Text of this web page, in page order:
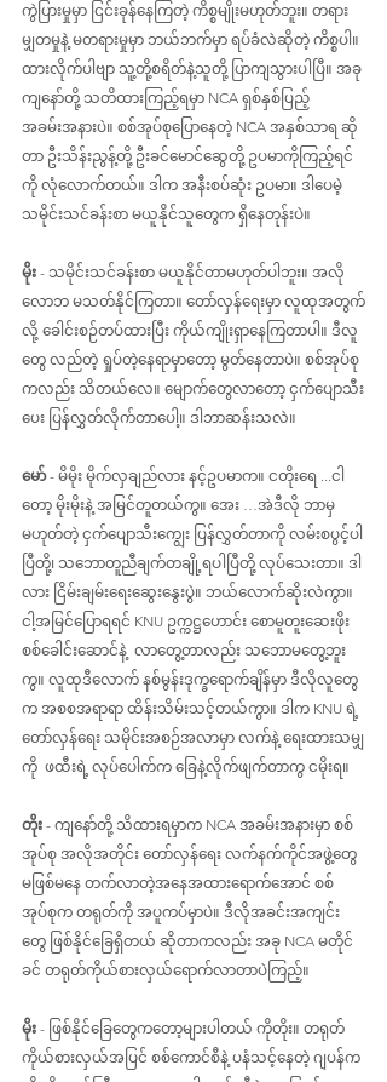
ကွဲပြားမှုမှာ ငြင်းခုန်နေကြတဲ့ ကိစ္စမျိုးမဟုတ်ဘူး။ တရား
မျှတမှုနဲ့ မတရားမှုမှာ ဘယ်ဘက်မှာ ရပ်ခံလဲဆိုတဲ့ ကိစ္စပါ။
ထားလိုက်ပါဗျာ သူ့တို့စရိတ်နဲ့သူတို့ ပြာကျသွားပါပြီ။ အခု
ကျနော်တို့ သတိထားကြည့်ရမှာ NCA ရှစ်နှစ်ပြည့်
အခမ်းအနားပဲ။ စစ်အုပ်စုပြောနေတဲ့ NCA အနှစ်သာရ ဆို
တာ ဦးသိန်းညွန့်တို့ ဦးခင်မောင်ဆွေတို့ ဥပမာကိုကြည့်ရင်
ကို လုံလောက်တယ်။ ဒါက အနီးစပ်ဆုံး ဥပမာ။ ဒါပေမဲ့
သမိုင်းသင်ခန်းစာ မယူနိုင်သူတွေက ရှိနေတုန်းပဲ။
မိုး - သမိုင်းသင်ခန်းစာ မယူနိုင်တာမဟုတ်ပါဘူး။ အလို
လောဘ မသတ်နိုင်ကြတာ။ တော်လှန်ရေးမှာ လူထုအတွက်
လို့ ခေါင်းစဉ်တပ်ထားပြီး ကိုယ်ကျိုးရှာနေကြတာပါ။ ဒီလူ
တွေ လည်တဲ့ ရှုပ်တဲ့နေရာမှာတော့ မွတ်နေတာပဲ။ စစ်အုပ်စု
ကလည်း သိတယ်လေ။ မျောက်တွေလာတော့ ငှက်ပျောသီး
ပေး ပြန်လွှတ်လိုက်တာပေါ့။ ဒါဘာဆန်းသလဲ။
မော် - မိမိုး မိုက်လှချည်လား နင့်ဥပမာက။ ငတိုးရေ ...ငါ
တော့ မိုးမိုးနဲ့ အမြင်တူတယ်ကွ။ အေး …အဲဒီလို ဘာမှ
မဟုတ်တဲ့ ငှက်ပျောသီးကျွေး ပြန်လွှတ်တာကို လမ်းစပွင့်ပါ
ပြီတို့၊ သဘောတူညီချက်တချို့ရပါပြီတို့ လုပ်သေးတာ။ ဒါ
လား ငြိမ်းချမ်းရေးဆွေးနွေးပွဲ။ ဘယ်လောက်ဆိုးလဲကွာ။
ငါ့အမြင်ပြောရရင် KNU ဥက္ကဋ္ဌဟောင်း စောမူတူးဆေးဖိုး
စစ်ခေါင်းဆောင်နဲ့  လာတွေ့တာလည်း သဘောမတွေ့ဘူး
ကွ။ လူထုဒီလောက် နစ်မွန်းဒုက္ခရောက်ချိန်မှာ ဒီလိုလူတွေ
က အစစအရာရာ ထိန်းသိမ်းသင့်တယ်ကွာ။ ဒါက KNU ရဲ့
တော်လှန်ရေး သမိုင်းအစဉ်အလာမှာ လက်နဲ့ ရေးထားသမျှ
ကို  ဖထီးရဲ့ လုပ်ပေါက်က ခြေနဲ့လိုက်ဖျက်တာကွ ငမိုးရ။
တိုး - ကျနော်တို့ သိထားရမှာက NCA အခမ်းအနားမှာ စစ်
အုပ်စု အလိုအတိုင်း တော်လှန်ရေး လက်နက်ကိုင်အဖွဲ့တွေ
မဖြစ်မနေ တက်လာတဲ့အနေအထားရောက်အောင် စစ်
အုပ်စုက တရုတ်ကို အပူကပ်မှာပဲ။ ဒီလိုအခင်းအကျင်း
တွေ ဖြစ်နိုင်ခြေရှိတယ် ဆိုတာကလည်း အခု NCA မတိုင်
ခင် တရုတ်ကိုယ်စားလှယ်ရောက်လာတာပဲကြည့်။
မိုး - ဖြစ်နိုင်ခြေတွေကတော့များပါတယ် ကိုတိုး။ တရုတ်
ကိုယ်စားလှယ်အပြင် စစ်ကောင်စီနဲ့ ပနံသင့်နေတဲ့ ဂျပန်က